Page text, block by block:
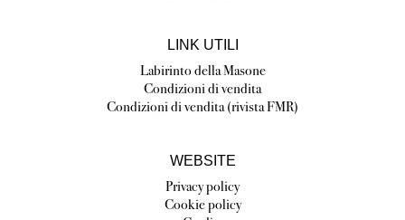
LINK UTILI
Labirinto della Masone
Condizioni di vendita
Condizioni di vendita (rivista FMR)
WEBSITE
Privacy policy
Cookie policy